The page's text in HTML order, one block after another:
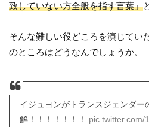
致していない方全般を指す言葉」
そんな難しい役どころを演じてい
のところはどうなんでしょうか。
イジュヨンがトランスジェンダー
解！！！！！！！ pic.twitter.com/